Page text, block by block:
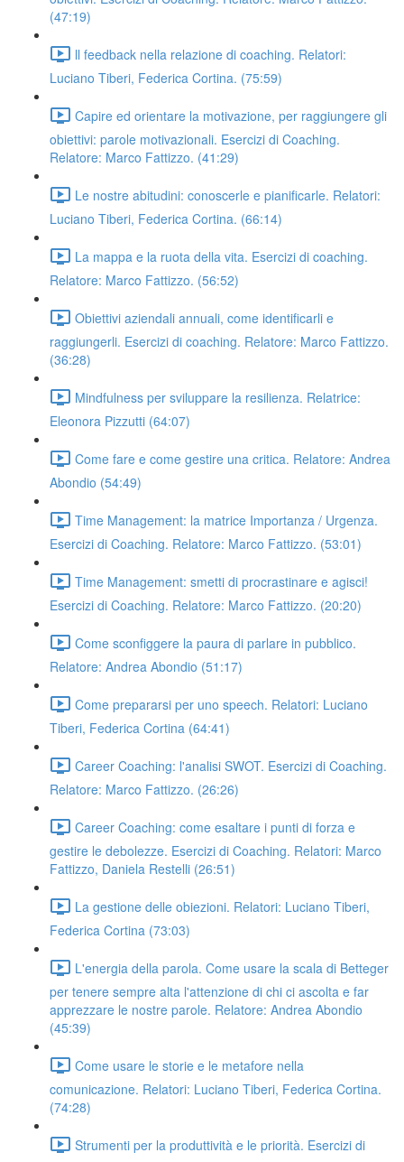
(47:19)
ll feedback nella relazione di coaching. Relatori:
Luciano Tiberi, Federica Cortina. (75:59)
Capire ed orientare la motivazione, per raggiungere gli
obiettivi: parole motivazionali. Esercizi di Coaching.
Relatore: Marco Fattizzo. (41:29)
Le nostre abitudini: conoscerle e pianificarle. Relatori:
Luciano Tiberi, Federica Cortina. (66:14)
La mappa e la ruota della vita. Esercizi di coaching.
Relatore: Marco Fattizzo. (56:52)
Obiettivi aziendali annuali, come identificarli e
raggiungerli. Esercizi di coaching. Relatore: Marco Fattizzo.
(36:28)
Mindfulness per sviluppare la resilienza. Relatrice:
Eleonora Pizzutti (64:07)
Come fare e come gestire una critica. Relatore: Andrea
Abondio (54:49)
Time Management: la matrice Importanza / Urgenza.
Esercizi di Coaching. Relatore: Marco Fattizzo. (53:01)
Time Management: smetti di procrastinare e agisci!
Esercizi di Coaching. Relatore: Marco Fattizzo. (20:20)
Come sconfiggere la paura di parlare in pubblico.
Relatore: Andrea Abondio (51:17)
Come prepararsi per uno speech. Relatori: Luciano
Tiberi, Federica Cortina (64:41)
Career Coaching: l'analisi SWOT. Esercizi di Coaching.
Relatore: Marco Fattizzo. (26:26)
Career Coaching: come esaltare i punti di forza e
gestire le debolezze. Esercizi di Coaching. Relatori: Marco
Fattizzo, Daniela Restelli (26:51)
La gestione delle obiezioni. Relatori: Luciano Tiberi,
Federica Cortina (73:03)
L'energia della parola. Come usare la scala di Betteger
per tenere sempre alta l'attenzione di chi ci ascolta e far
apprezzare le nostre parole. Relatore: Andrea Abondio
(45:39)
Come usare le storie e le metafore nella
comunicazione. Relatori: Luciano Tiberi, Federica Cortina.
(74:28)
Strumenti per la produttività e le priorità. Esercizi di